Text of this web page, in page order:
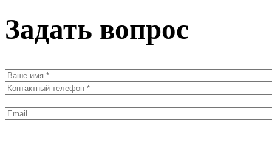
Задать вопрос